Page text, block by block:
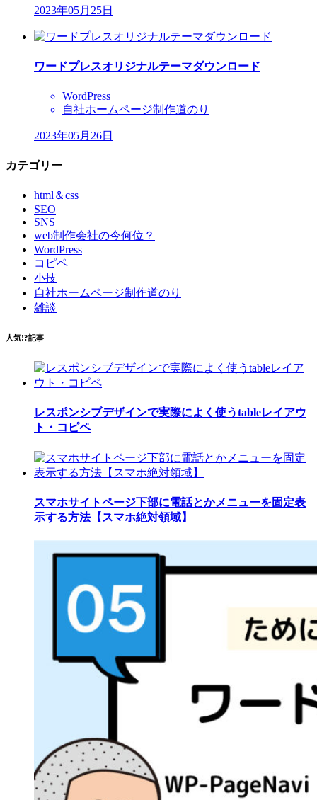
2023年05月25日
ワードプレスオリジナルテーマダウンロード
WordPress
自社ホームページ制作道のり
2023年05月26日
カテゴリー
html＆css
SEO
SNS
web制作会社の今何位？
WordPress
コピペ
小技
自社ホームページ制作道のり
雑談
人気!?記事
レスポンシブデザインで実際によく使うtableレイアウ
ト・コピペ
スマホサイトページ下部に電話とかメニューを固定表
示する方法【スマホ絶対領域】